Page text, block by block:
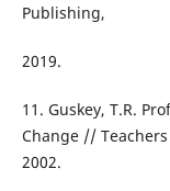
Publishing,
2019.
11. Guskey, T.R.
Change //
2002.